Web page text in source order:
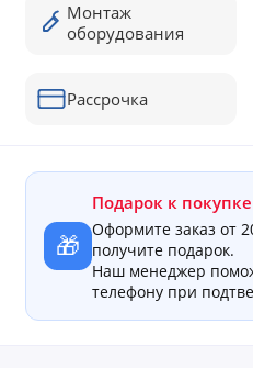
Монтаж
оборудования
Рассрочка
🎁
Подарок к покупке
Оформите заказ от
получите подарок.
Наш менеджер
телефону при